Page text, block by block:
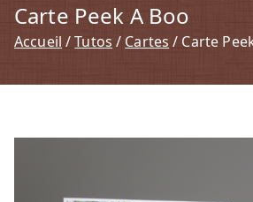
Carte Peek A Boo
Accueil Tutos Cartes Carte